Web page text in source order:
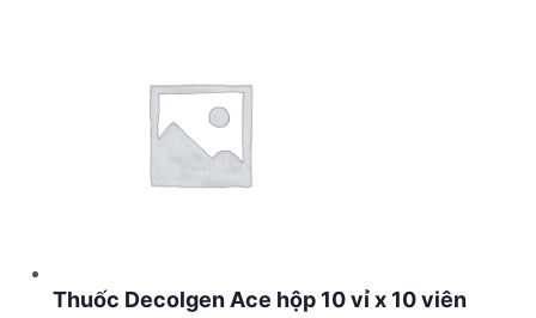
Thuốc Decolgen Ace hộp 10 vỉ x 10 viên